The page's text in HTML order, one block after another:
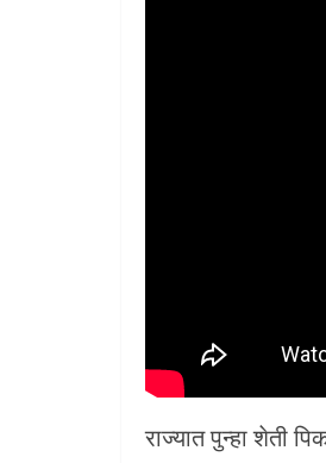
राज्यात पुन्हा शेती